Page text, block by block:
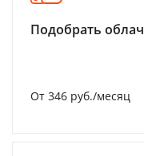
Подобрать
От 346 руб./месяц